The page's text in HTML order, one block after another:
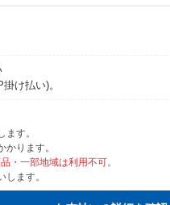
け払い)。
す。
ります。
・一部地域は利用不可。
ます。